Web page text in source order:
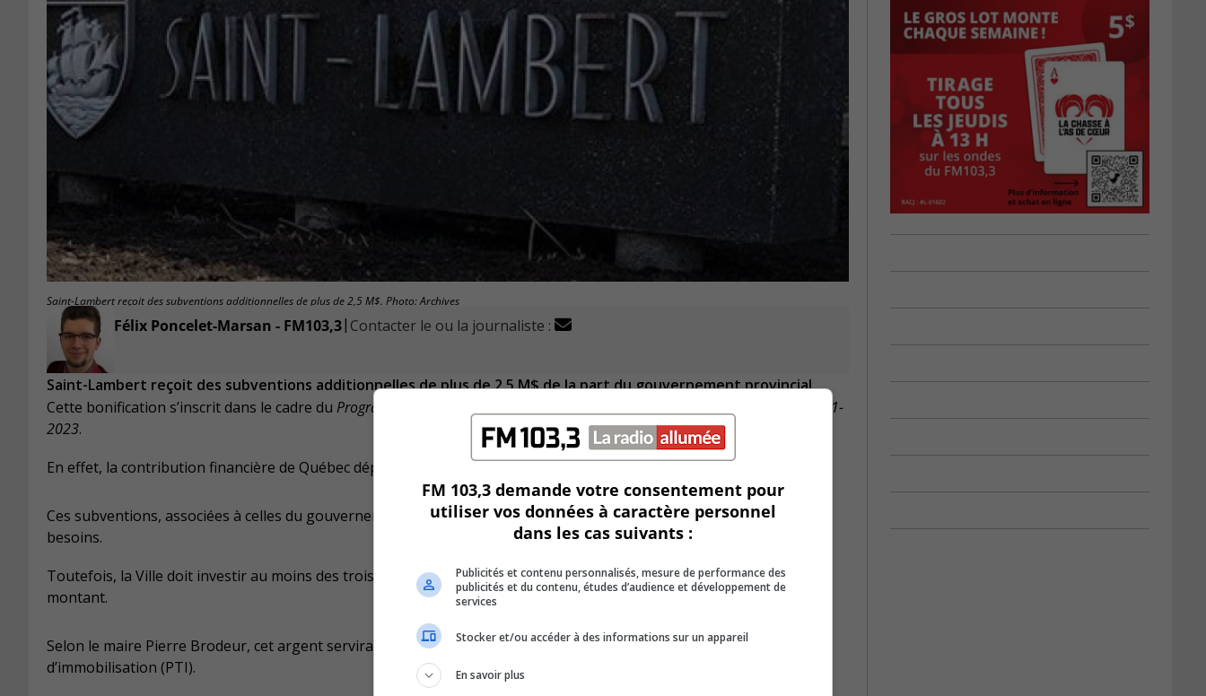
Saint-Lambert reçoit des subventions additionnelles de plus de 2,5 M$. Photo: Archives
Félix Poncelet-Marsan - FM103,3| Contacter le ou la journaliste :
Saint-Lambert reçoit des subventions additionnelles de plus de 2,5 M$ de la part du gouvernement provincial.
Cette bonification s’inscrit dans le cadre du Programme de la taxe sur l’essence et de la contribution du Québec (TECQ) 2021-
2023.
En effet, la contribution financière de Québec dépasse ainsi la barre des 3,2 M$.
Ces subventions, associées à celles du gouvernement fédéral, offrent à Saint-Lambert plus de 10,5 M$pour ses
besoins.
Toutefois, la Ville doit investir au moins des trois-quartssur la durée du programme pour avoir droit à ce plein
montant.
Selon le maire Pierre Brodeur, cet argent servira à la réalisation du volet des infrastructures du programme triennal
d’immobilisation (PTI).
FM 103,3 demande votre consentement pour
utiliser vos données à caractère personnel
dans les cas suivants :
Publicités et contenu personnalisés, mesure de performance des
publicités et du contenu, études d’audience et développement de
services
Stocker et/ou accéder à des informations sur un appareil
En savoir plus